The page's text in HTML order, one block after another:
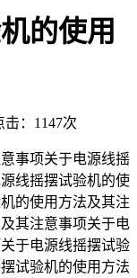
的使用
击： 1147次
事项关于电源线摇
线摇摆试验机的使
的使用方法及其注
其注意事项关于电
于电源线摇摆试验
试验机的使用方法